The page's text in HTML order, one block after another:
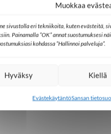
Muokkaa
sivustolla eri tekniikoita, kuten evästeitä,
Painamalla ”OK” annat suostumuksesi
kohdassa ”Hallinnoi palveluja”.
Hyväksy Kiellä
EvästekäytäntöSansan
on vahva tarina
7:n työhön